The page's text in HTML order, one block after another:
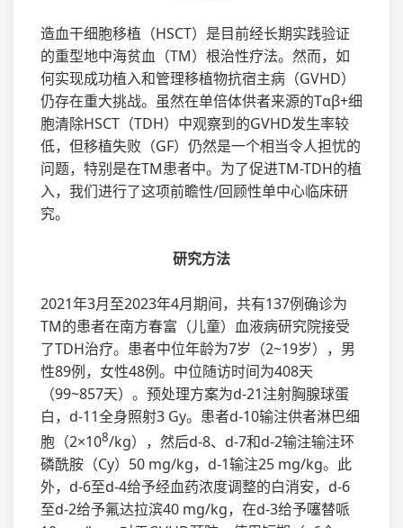
造血干细胞移植（HSCT）是目前经长期实践验证
的重型地中海贫血（TM）根治性疗法。然而，如
何实现成功植入和管理移植物抗宿主病（GVHD）
仍存在重大挑战。虽然在单倍体供者来源的Tαβ+细
胞清除HSCT（TDH）中观察到的GVHD发生率较
低，但移植失败（GF）仍然是一个相当令人担忧的
问题，特别是在TM患者中。为了促进TM-TDH的植
入，我们进行了这项前瞻性/回顾性单中心临床研
究。
研究方法
2021年3月至2023年4月期间，共有137例确诊为
TM的患者在南方春富（儿童）血液病研究院接受
了TDH治疗。患者中位年龄为7岁（2~19岁），男
性89例，女性48例。中位随访时间为408天
（99~857天）。预处理方案为d-21注射胸腺球蛋
白，d-11全身照射3 Gy。患者d-10输注供者淋巴细
胞（2×108/kg），然后d-8、d-7和d-2输注输注环
磷酰胺（Cy）50 mg/kg，d-1输注25 mg/kg。此
外，d-6至d-4给予经血药浓度调整的白消安，d-6
至d-2给予氟达拉滨40 mg/kg，在d-3给予噻替哌